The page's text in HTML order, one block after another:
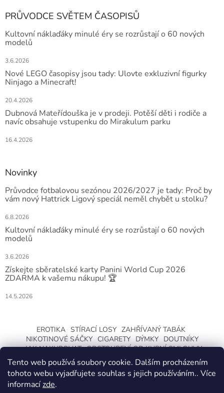
Tento web používá soubory cookie. Dalším procházením
tohoto webu vyjadřujete souhlas s jejich používáním.. Více
informacízde.
PRŮVODCE SVĚTEM ČASOPISŮ
Kultovní náklaďáky minulé éry se rozrůstají o 60 nových
modelů
3.6.2026
Nové LEGO časopisy jsou tady: Ulovte exkluzivní figurky
Ninjago a Minecraft!
20.4.2026
Dubnová Mateřídouška je v prodeji. Potěší děti i rodiče a
navíc obsahuje vstupenku do Mirakulum parku
16.4.2026
Novinky
Průvodce fotbalovou sezónou 2026/2027 je tady: Proč by
vám nový Hattrick Ligový speciál neměl chybět u stolku?
6.8.2026
Kultovní náklaďáky minulé éry se rozrůstají o 60 nových
modelů
3.6.2026
Získejte sběratelské karty Panini World Cup 2026
ZDARMA k vašemu nákupu! 🏆
14.5.2026
EROTIKA STÍRACÍ LOSY ZAHŘÍVANÝ TABÁK
NIKOTINOVÉ SÁČKY CIGARETY DÝMKY
DOUTNÍKY
JAK NAKUPOVAT ODSTOUPENÍ OD KUPNÍ SMLOUVY